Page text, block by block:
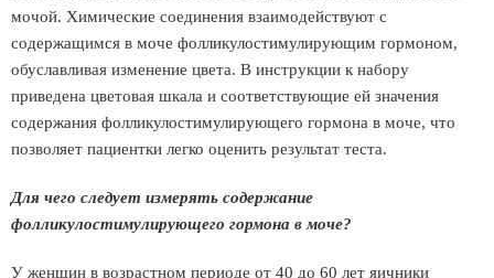
мочой. Химические соединения взаимодействуют с
содержащимся в моче фолликулостимулирующим гормоном,
обуславливая изменение цвета. В инструкции к набору
приведена цветовая шкала и соответствующие ей значения
содержания фолликулостимулирующего гормона в моче, что
позволяет пациентки легко оценить результат теста.
Для чего следует измерять содержание
фолликулостимулирующего гормона в моче?
У женщин в возрастном периоде от 40 до 60 лет яичники